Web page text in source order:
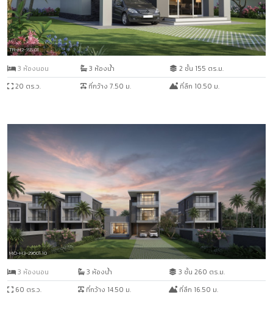
TR-H2-155.01
3 ห้องนอน 3 ห้องน้ำ
2 ชั้น 155 ตร.ม.
20 ตร.ว.
ที่กว้าง 7.50 ม. ที่ลึก 10.50 ม.
MO-H3-29601.10
3 ห้องนอน 3 ห้องน้ำ
3 ชั้น 260 ตร.ม.
60 ตร.ว.
ที่กว้าง 14.50 ม. ที่ลึก 16.50 ม.